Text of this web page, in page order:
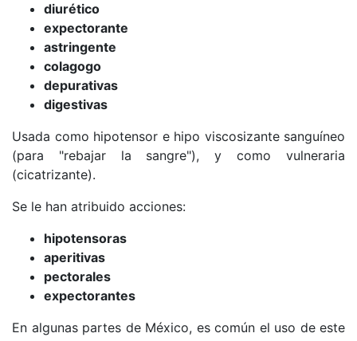
diurético
expectorante
astringente
colagogo
depurativas
digestivas
Usada como hipotensor e hipo viscosizante sanguíneo
(para "rebajar la sangre"), y como vulneraria
(cicatrizante).
Se le han atribuido acciones:
hipotensoras
aperitivas
pectorales
expectorantes
En algunas partes de México, es común el uso de este